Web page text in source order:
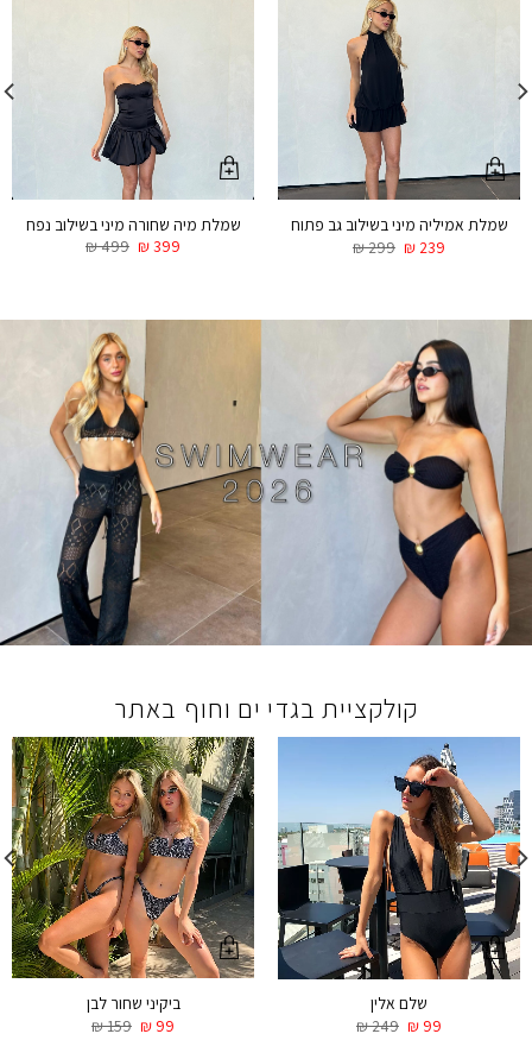
שמלת אמיליה מיני בשילוב גב פתוח
₪299 ₪ 239
שמלת מיה שחורה מיני בשילוב נפח
₪499 ₪399
קולקציית בגדי ים וחוף באתר
שלם אלין
₪249 ₪ 99
ביקיני שחור לבן
₪159 ₪ 99